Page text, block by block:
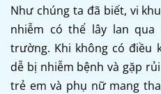
Như chúng ta đã biết, vi
nhiễm có thể lây lan
trường. Khi không có điều
dễ bị nhiễm bệnh và gặp
trẻ em và phụ nữ mang